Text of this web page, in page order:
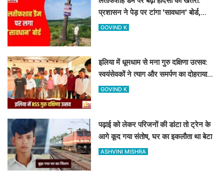
प्रशासन ने पेड़ पर टांगा 'सावधान' बोर्ड,
पर्यटकों से की यह अपील
GOVIND K
इलिया में धूमधाम से मना गुरु दक्षिणा उत्सव:
स्वयंसेवकों ने त्याग और समर्पण का दोहराया
संकल्प
GOVIND K
पढ़ाई को लेकर परिजनों की डांटा तो ट्रेन के
आगे कूद गया संतोष, घर का इकलौता था बेटा
ASHVINI MISHRA